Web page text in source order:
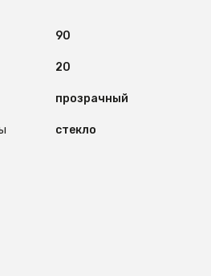
90
20
прозрачный
стекло